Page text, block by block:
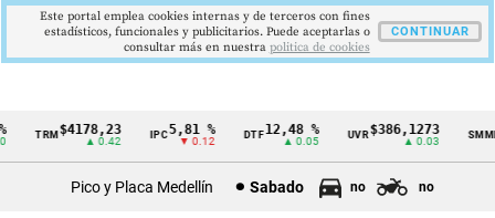
Cintillo
TRM$4178,23
▲ 0.42
IPC5,81 %
▼ 0.12
DTF12,48 %
▲ 0.05
UVR$386,1273
▲ 0.03
SMMLV
Pico y Placa Medellín Sabado no no
Este portal emplea cookies internas y de terceros con fines
estadísticos, funcionales y publicitarios. Puede aceptarlas o
consultar más en nuestra politica de cookies
CONTINUAR